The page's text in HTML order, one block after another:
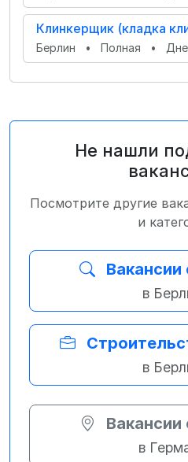
Клинкерщик (кладка
Берлин • Полная •
Не нашли
Посмотрите другие
и
Вакансии
в
в
Вакансии
в